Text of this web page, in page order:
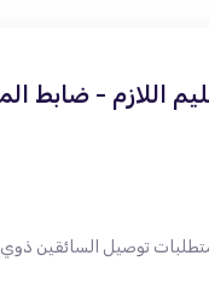
اللازم - ضابط
من 25 إلى 40 سنة نشأت متطلبات